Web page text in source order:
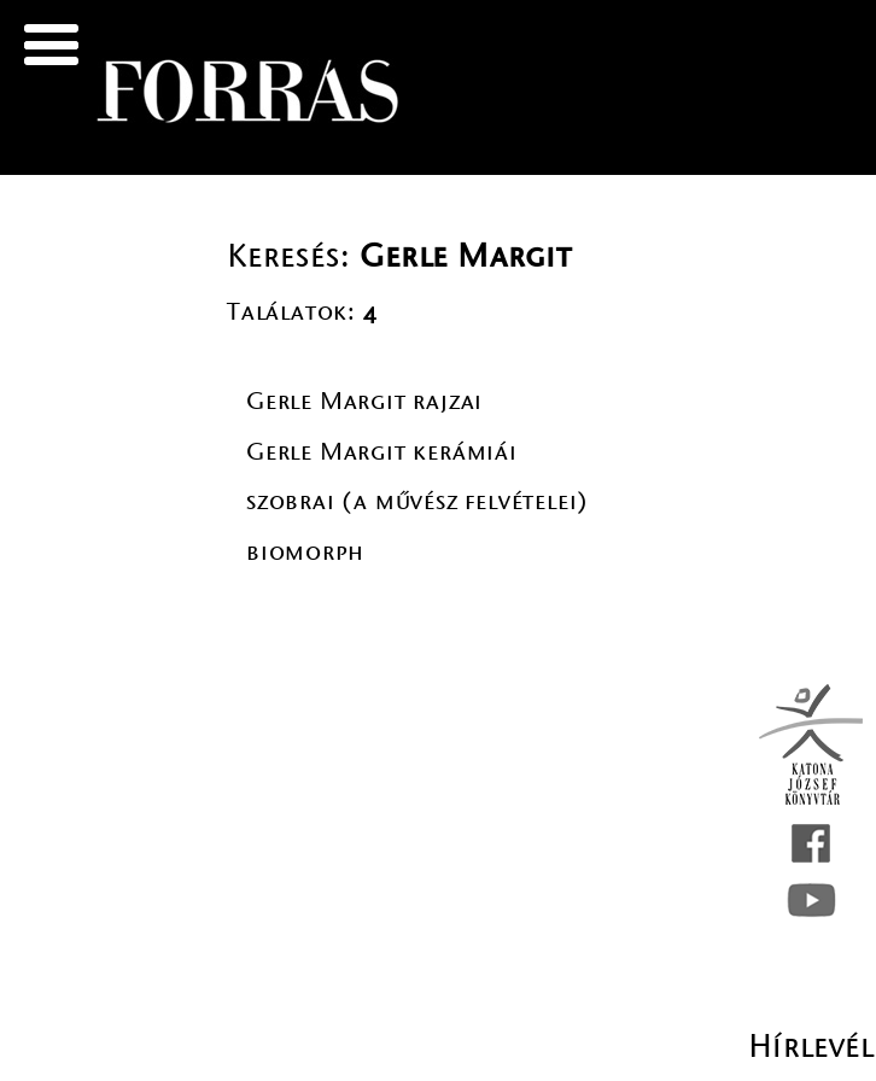
Keresés: Gerle Margit
Találatok: 4
Gerle Margit rajzai
Gerle Margit kerámiái
szobrai (a művész felvételei)
biomorph
Hírlevél